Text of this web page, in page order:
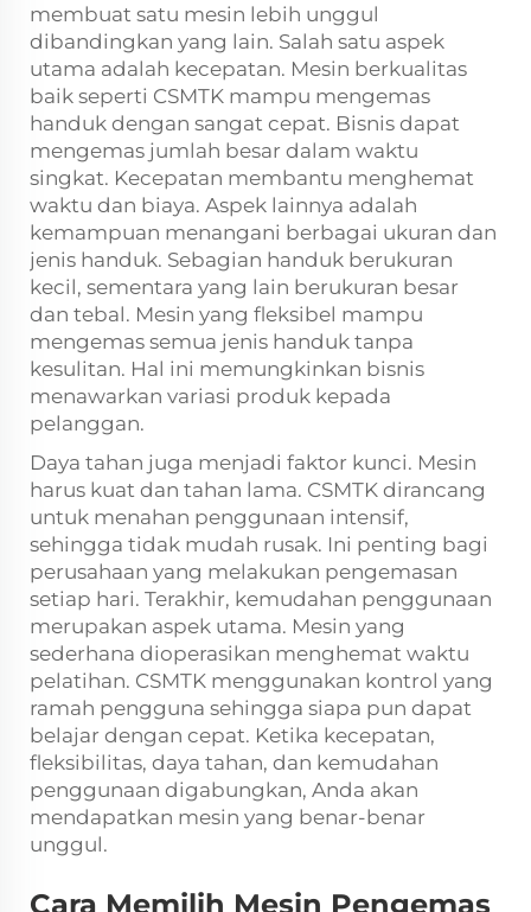
membuat satu mesin lebih unggul
dibandingkan yang lain. Salah satu aspek
utama adalah kecepatan. Mesin berkualitas
baik seperti CSMTK mampu mengemas
handuk dengan sangat cepat. Bisnis dapat
mengemas jumlah besar dalam waktu
singkat. Kecepatan membantu menghemat
waktu dan biaya. Aspek lainnya adalah
kemampuan menangani berbagai ukuran dan
jenis handuk. Sebagian handuk berukuran
kecil, sementara yang lain berukuran besar
dan tebal. Mesin yang fleksibel mampu
mengemas semua jenis handuk tanpa
kesulitan. Hal ini memungkinkan bisnis
menawarkan variasi produk kepada
pelanggan.
Daya tahan juga menjadi faktor kunci. Mesin
harus kuat dan tahan lama. CSMTK dirancang
untuk menahan penggunaan intensif,
sehingga tidak mudah rusak. Ini penting bagi
perusahaan yang melakukan pengemasan
setiap hari. Terakhir, kemudahan penggunaan
merupakan aspek utama. Mesin yang
sederhana dioperasikan menghemat waktu
pelatihan. CSMTK menggunakan kontrol yang
ramah pengguna sehingga siapa pun dapat
belajar dengan cepat. Ketika kecepatan,
fleksibilitas, daya tahan, dan kemudahan
penggunaan digabungkan, Anda akan
mendapatkan mesin yang benar-benar
unggul.
Cara Memilih Mesin Pengemas